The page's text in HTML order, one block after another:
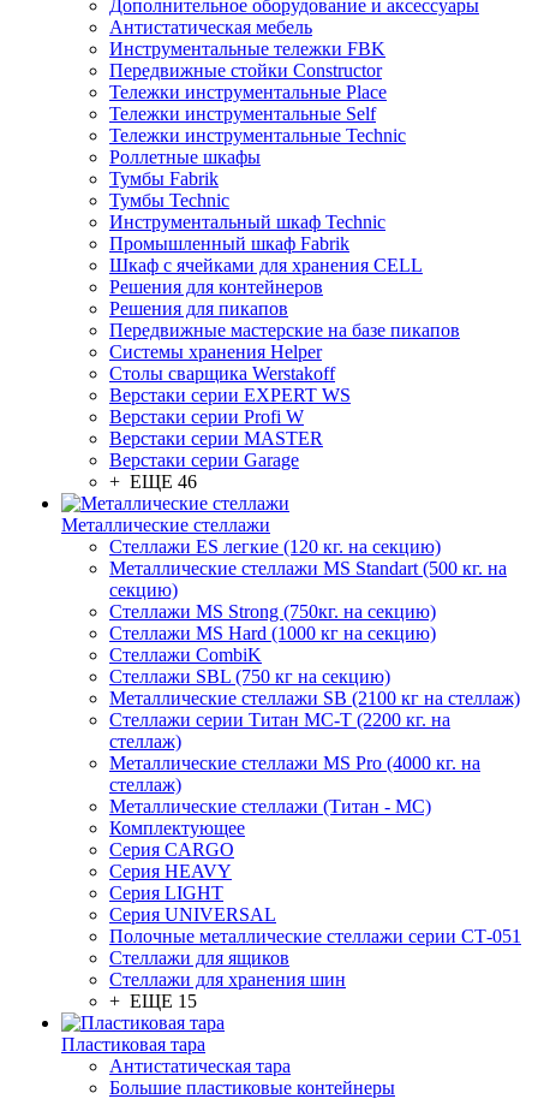
Дополнительное оборудование и аксессуары
Антистатическая мебель
Инструментальные тележки FBK
Передвижные стойки Constructor
Тележки инструментальные Place
Тележки инструментальные Self
Тележки инструментальные Technic
Роллетные шкафы
Тумбы Fabrik
Тумбы Technic
Инструментальный шкаф Technic
Промышленный шкаф Fabrik
Шкаф с ячейками для хранения CELL
Решения для контейнеров
Решения для пикапов
Передвижные мастерские на базе пикапов
Системы хранения Helper
Столы сварщика Werstakoff
Верстаки серии EXPERT WS
Верстаки серии Profi W
Верстаки серии MASTER
Верстаки серии Garage
+ ЕЩЕ 46
Металлические стеллажи
Стеллажи ES легкие (120 кг. на секцию)
Металлические стеллажи MS Standart (500 кг. на
секцию)
Стеллажи MS Strong (750кг. на секцию)
Стеллажи MS Hard (1000 кг на секцию)
Стеллажи CombiK
Стеллажи SBL (750 кг на секцию)
Металлические стеллажи SB (2100 кг на стеллаж)
Стеллажи серии Титан МС-Т (2200 кг. на
стеллаж)
Металлические стеллажи MS Pro (4000 кг. на
стеллаж)
Металлические стеллажи (Титан - МС)
Комплектующее
Серия CARGO
Серия HEAVY
Серия LIGHT
Серия UNIVERSAL
Полочные металлические стеллажи серии СТ-051
Стеллажи для ящиков
Стеллажи для хранения шин
+ ЕЩЕ 15
Пластиковая тара
Антистатическая тара
Большие пластиковые контейнеры